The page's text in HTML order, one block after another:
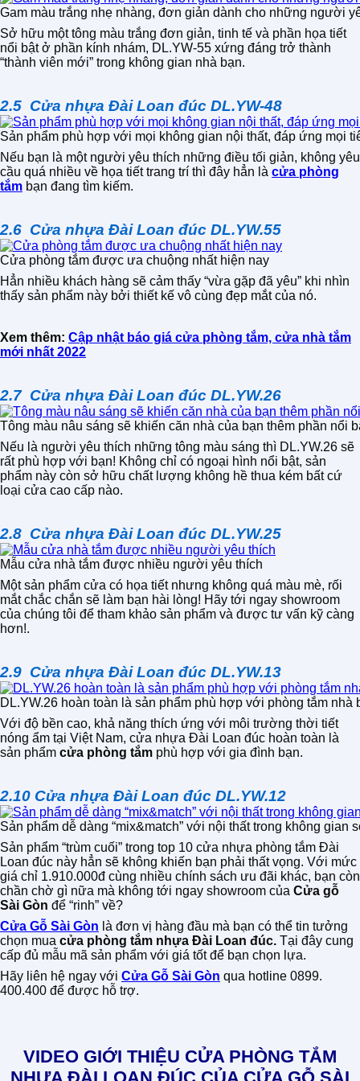
Gam màu trắng nhẹ nhàng, đơn giản dành cho những người
Sở hữu một tông màu trắng đơn giản, tinh tế và phần họa tiết
nổi bật ở phần kính nhám, DL.YW-55 xứng đáng trở thành
“thành viên mới” trong không gian nhà bạn.
2.5 Cửa nhựa Đài Loan đúc DL.YW-48
Sản phẩm phù hợp với mọi không gian nội thất, đáp ứng mọi
Nếu bạn là một người yêu thích những điều tối giản, không yêu
cầu quá nhiều về họa tiết trang trí thì đây hẳn là cửa phòng
tắm bạn đang tìm kiếm.
2.6 Cửa nhựa Đài Loan đúc DL.YW.55
Cửa phòng tắm được ưa chuộng nhất hiện nay
Hẳn nhiều khách hàng sẽ cảm thấy “vừa gặp đã yêu” khi nhìn
thấy sản phẩm này bởi thiết kế vô cùng đẹp mắt của nó.
Xem thêm: Cập nhật báo giá cửa phòng tắm, cửa nhà tắm
mới nhất 2022
2.7 Cửa nhựa Đài Loan đúc DL.YW.26
Tông màu nâu sáng sẽ khiến căn nhà của bạn thêm phần nổi
Nếu là người yêu thích những tông màu sáng thì DL.YW.26 sẽ
rất phù hợp với bạn! Không chỉ có ngoại hình nổi bật, sản
phẩm này còn sở hữu chất lượng không hề thua kém bất cứ
loại cửa cao cấp nào.
2.8 Cửa nhựa Đài Loan đúc DL.YW.25
Mẫu cửa nhà tắm được nhiều người yêu thích
Một sản phẩm cửa có họa tiết nhưng không quá màu mè, rối
mắt chắc chắn sẽ làm bạn hài lòng! Hãy tới ngay showroom
của chúng tôi để tham khảo sản phẩm và được tư vấn kỹ càng
hơn!.
2.9 Cửa nhựa Đài Loan đúc DL.YW.13
DL.YW.26 hoàn toàn là sản phẩm phù hợp với phòng tắm nhà
Với độ bền cao, khả năng thích ứng với môi trường thời tiết
nóng ẩm tại Việt Nam, cửa nhựa Đài Loan đúc hoàn toàn là
sản phẩm cửa phòng tắm phù hợp với gia đình bạn.
2.10 Cửa nhựa Đài Loan đúc DL.YW.12
Sản phẩm dễ dàng “mix&match” với nội thất trong không gian
Sản phẩm “trùm cuối” trong top 10 cửa nhựa phòng tắm Đài
Loan đúc này hẳn sẽ không khiến bạn phải thất vọng. Với mức
giá chỉ 1.910.000đ cùng nhiều chính sách ưu đãi khác, bạn còn
chần chờ gì nữa mà không tới ngay showroom của Cửa gỗ
Sài Gòn để “rinh” về?
Cửa Gỗ Sài Gòn là đơn vị hàng đầu mà bạn có thể tin tưởng
chọn mua cửa phòng tắm nhựa Đài Loan đúc. Tại đây cung
cấp đủ mẫu mã sản phẩm với giá tốt để bạn chọn lựa.
Hãy liên hệ ngay với Cửa Gỗ Sài Gòn qua hotline 0899.
400.400 để được hỗ trợ.
VIDEO GIỚI THIỆU CỬA PHÒNG TẮM